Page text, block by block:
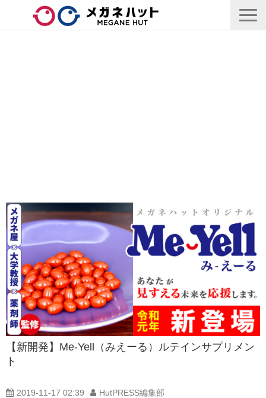
【新開発】Me-Yell（みえーる）ルテインサプリメン
ト
2019-11-17 02:39 HutPRESS編集部